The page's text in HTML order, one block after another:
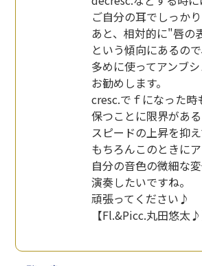
ご自分の耳でしっか
あと、相対的に"唇の
という傾向にあるの
多めに使ってアンブ
お勧めします。
cresc.でｆになった
保つことに限界があ
スピードの上昇を抑
もちろんこのときに
自分の音色の微細な
演奏したいですね。
頑張ってください♪
【Fl.&Picc.丸田悠太♪